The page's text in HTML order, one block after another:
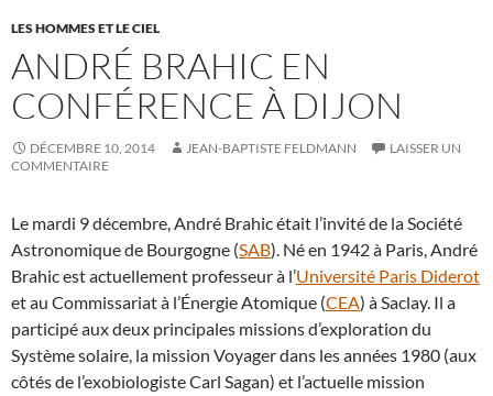
LES HOMMES ET LE CIEL
ANDRÉ BRAHIC EN
CONFÉRENCE À DIJON
DÉCEMBRE 10, 2014 JEAN-BAPTISTE FELDMANN
LAISSER UN
COMMENTAIRE
Le mardi 9 décembre, André Brahic était l’invité de la Société
Astronomique de Bourgogne (SAB). Né en 1942 à Paris, André
Brahic est actuellement professeur à l’Université Paris Diderot
et au Commissariat à l’Énergie Atomique (CEA) à Saclay. Il a
participé aux deux principales missions d’exploration du
Système solaire, la mission Voyager dans les années 1980 (aux
côtés de l’exobiologiste Carl Sagan) et l’actuelle mission